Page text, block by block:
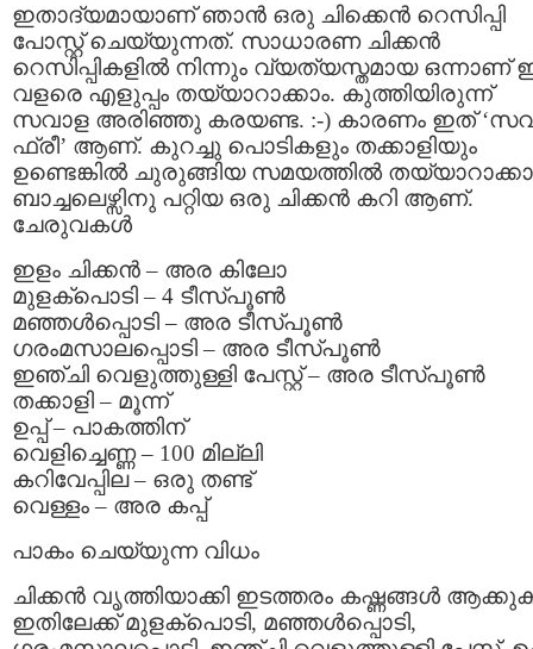
ഇതാദ്യമായാണ് ഞാന്‍ ഒരു ചിക്കെന്‍ റെസിപ്പി
പോസ്റ്റ്‌ ചെയ്യുന്നത്. സാധാരണ ചിക്കന്‍
റെസിപ്പികളില്‍ നിന്നും വ്യത്യസ്തമായ ഒന്നാണ്
വളരെ എളുപ്പം തയ്യാറാക്കാം. കുത്തിയിരുന്ന്
സവാള അരിഞ്ഞു കരയണ്ട. :-) കാരണം ഇത്
ഫ്രീ’ ആണ്. കുറച്ചു പൊടികളും തക്കാളിയും
ഉണ്ടെങ്കില്‍ ചുരുങ്ങിയ സമയത്തില്‍
ബാച്ചലെഴ്സിനു പറ്റിയ ഒരു ചിക്കന്‍ കറി ആണ്.
ചേരുവകള്‍
ഇളം ചിക്കന്‍ – അര കിലോ
മുളക്പൊടി – 4 ടീസ്പൂണ്‍
മഞ്ഞള്‍പ്പൊടി – അര ടീസ്പൂണ്‍
ഗരംമസാലപ്പൊടി – അര ടീസ്പൂണ്‍
ഇഞ്ചി വെളുത്തുള്ളി പേസ്റ്റ്‌ – അര ടീസ്പൂണ്‍
തക്കാളി – മൂന്ന്
ഉപ്പ് – പാകത്തിന്
വെളിച്ചെണ്ണ – 100 മില്ലി
കറിവേപ്പില – ഒരു തണ്ട്
വെള്ളം – അര കപ്പ്‌
പാകം ചെയ്യുന്ന വിധം
ചിക്കന്‍ വൃത്തിയാക്കി ഇടത്തരം കഷ്ണങ്ങള്‍
ഇതിലേക്ക് മുളക്പൊടി, മഞ്ഞള്‍പ്പൊടി,